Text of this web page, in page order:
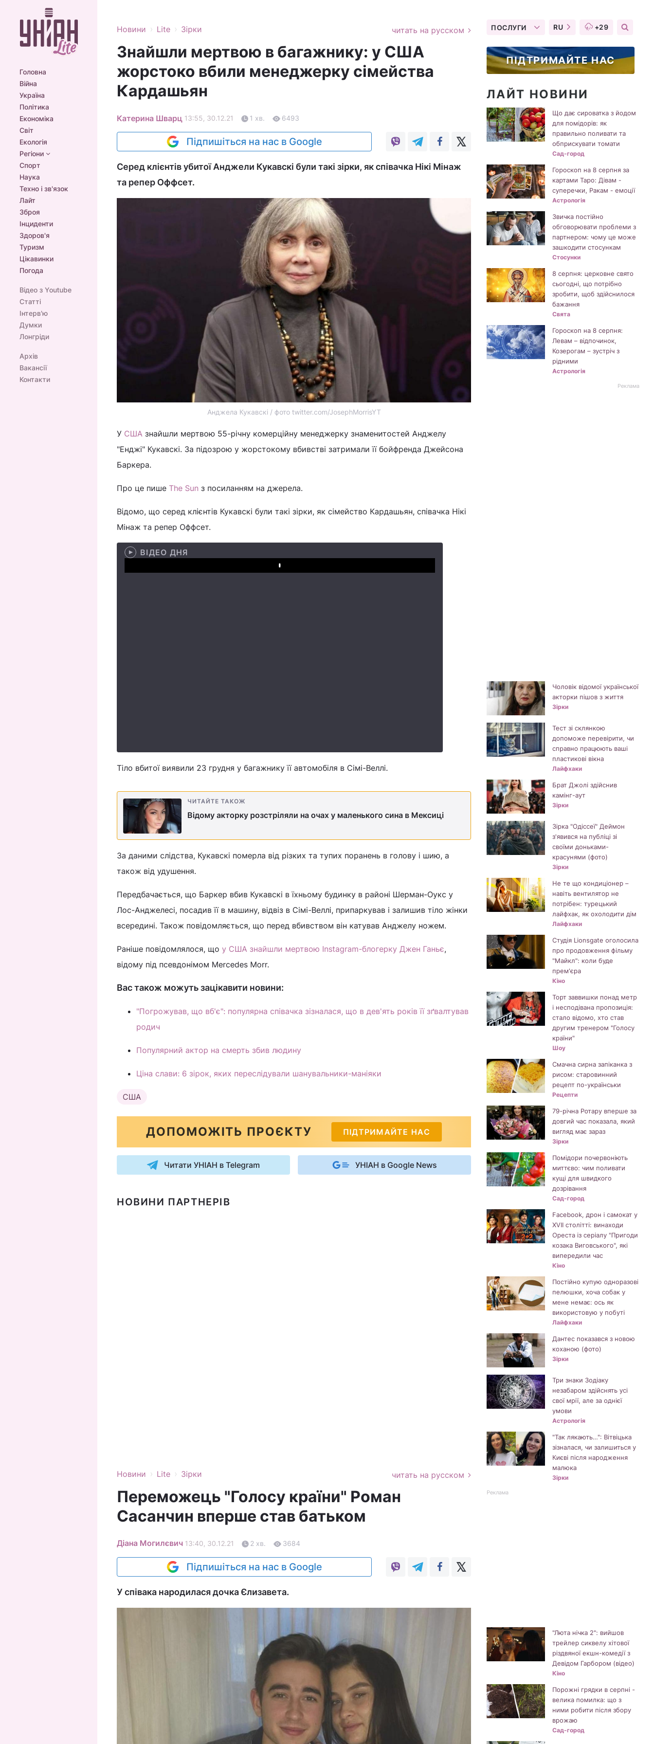
Головна
Війна
Україна
Політика
Економіка
Світ
Екологія
Регіони
Спорт
Наука
Техно і зв'язок
Лайт
Зброя
Інциденти
Здоров'я
Туризм
Цікавинки
Погода
Відео з Youtube
Статті
Інтерв'ю
Думки
Лонгріди
Архів
Вакансії
Контакти
Новини › Lite › Зірки читать на русском
Знайшли мертвою в багажнику: у США
жорстоко вбили менеджерку сімейства
Кардашьян
Катерина Шварц 13:55, 30.12.21 1 хв. 6493
Підпишіться на нас в Google
Серед клієнтів убитої Анджели Кукавскі були такі зірки, як співачка Нікі Мінаж
та репер Оффсет.
Анджела Кукавскі / фото twitter.com/JosephMorrisYT
У США знайшли мертвою 55-річну комерційну менеджерку знаменитостей Анджелу
"Енджі" Кукавскі. За підозрою у жорстокому вбивстві затримали її бойфренда Джейсона
Баркера.
Про це пише The Sun з посиланням на джерела.
Відомо, що серед клієнтів Кукавскі були такі зірки, як сімейство Кардашьян, співачка Нікі
Мінаж та репер Оффсет.
ВІДЕО ДНЯ
Play
Тіло вбитої виявили 23 грудня у багажнику її автомобіля в Сімі-Веллі.
ЧИТАЙТЕ ТАКОЖ
Відому акторку розстріляли на очах у маленького сина в Мексиці
За даними слідства, Кукавскі померла від різких та тупих поранень в голову і шию, а
також від удушення.
Передбачається, що Баркер вбив Кукавскі в їхньому будинку в районі Шерман-Оукс у
Лос-Анджелесі, посадив її в машину, відвіз в Сімі-Веллі, припаркував і залишив тіло жінки
всередині. Також повідомляється, що перед вбивством він катував Анджелу ножем.
Раніше повідомлялося, що у США знайшли мертвою Instagram-блогерку Джен Ганьє,
відому під псевдонімом Mercedes Morr.
Вас також можуть зацікавити новини:
"Погрожував, що вб'є": популярна співачка зізналася, що в дев'ять років її зґвалтував
родич
Популярний актор на смерть збив людину
Ціна слави: 6 зірок, яких переслідували шанувальники-маніяки
США
ДОПОМОЖІТЬ ПРОЄКТУ ПІДТРИМАЙТЕ НАС
Читати УНІАН в Telegram УНІАН в Google News
НОВИНИ ПАРТНЕРІВ
Новини › Lite › Зірки читать на русском
Переможець "Голосу країни" Роман
Сасанчин вперше став батьком
Діана Могилєвич 13:40, 30.12.21 2 хв. 3684
Підпишіться на нас в Google
У співака народилася дочка Єлизавета.
ПОСЛУГИ RU +29
ПІДТРИМАЙТЕ НАС
ЛАЙТ НОВИНИ
Що дає сироватка з йодом
для помідорів: як
правильно поливати та
обприскувати томати
Сад-город
Гороскоп на 8 серпня за
картами Таро: Дівам -
суперечки, Ракам - емоції
Астрологія
Звичка постійно
обговорювати проблеми з
партнером: чому це може
зашкодити стосункам
Стосунки
8 серпня: церковне свято
сьогодні, що потрібно
зробити, щоб здійснилося
бажання
Свята
Гороскоп на 8 серпня:
Левам – відпочинок,
Козерогам – зустріч з
рідними
Астрологія
Реклама
Чоловік відомої української
акторки пішов з життя
Зірки
Тест зі склянкою
допоможе перевірити, чи
справно працюють ваші
пластикові вікна
Лайфхаки
Брат Джолі здійснив
камінг-аут
Зірки
Зірка "Одіссеї" Деймон
з'явився на публіці зі
своїми доньками-
красунями (фото)
Зірки
Не те що кондиціонер –
навіть вентилятор не
потрібен: турецький
лайфхак, як охолодити дім
Лайфхаки
Студія Lionsgate оголосила
про продовження фільму
"Майкл": коли буде
прем'єра
Кіно
Торт заввишки понад метр
і несподівана пропозиція:
стало відомо, хто став
другим тренером "Голосу
країни"
Шоу
Смачна сирна запіканка з
рисом: старовинний
рецепт по-українськи
Рецепти
79-річна Ротару вперше за
довгий час показала, який
вигляд має зараз
Зірки
Помідори почервоніють
миттєво: чим поливати
кущі для швидкого
дозрівання
Сад-город
Facebook, дрон і самокат у
XVII столітті: винаходи
Ореста із серіалу "Пригоди
козака Виговського", які
випередили час
Кіно
Постійно купую одноразові
пелюшки, хоча собак у
мене немає: ось як
використовую у побуті
Лайфхаки
Дантес показався з новою
коханою (фото)
Зірки
Три знаки Зодіаку
незабаром здійснять усі
свої мрії, але за однієї
умови
Астрологія
"Так лякають…": Вітвіцька
зізналася, чи залишиться у
Києві після народження
малюка
Зірки
Реклама
"Люта нічка 2": вийшов
трейлер сиквелу хітової
різдвяної екшн-комедії з
Девідом Гарбором (відео)
Кіно
Порожні грядки в серпні -
велика помилка: що з
ними робити після збору
врожаю
Сад-город